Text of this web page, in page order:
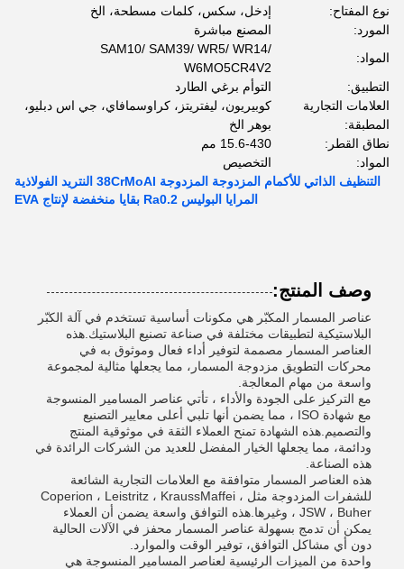
نوع المفتاح:
إدخل، سكس، كلمات مسطحة، الخ
المورد:
المصنع مباشرة
المواد:
SAM10/ SAM39/ WR5/ WR14/
W6MO5CR4V2
التطبيق:
التوأم برغي الطارد
العلامات التجارية
المطبقة:
كوبيريون، ليفتريتز، كراوسمافاي، جي اس دبليو،
بوهر الخ
نطاق القطر:
15.6-430 مم
المواد:
التخصيص
التنظيف الذاتي للأكمام المزدوجة المزدوجة 38CrMoAl النتريد الفولاذية
المرايا البوليس Ra0.2 بقايا منخفضة لإنتاج EVA
وصف المنتج:
عناصر المسمار المكبّر هي مكونات أساسية تستخدم في آلة الكبّر
البلاستيكية لتطبيقات مختلفة في صناعة تصنيع البلاستيك.هذه
العناصر المسمار مصممة لتوفير أداء فعال وموثوق به في
محركات التطويق مزدوجة المسمار، مما يجعلها مثالية لمجموعة
واسعة من مهام المعالجة.
مع التركيز على الجودة والأداء ، تأتي عناصر المسامير المنسوجة
مع شهادة ISO ، مما يضمن أنها تلبي أعلى معايير التصنيع
والتصميم.هذه الشهادة تمنح العملاء الثقة في موثوقية المنتج
ودائمة، مما يجعلها الخيار المفضل للعديد من الشركات الرائدة في
هذه الصناعة.
هذه العناصر المسمار متوافقة مع العلامات التجارية الشائعة
للشفرات المزدوجة مثل Coperion ، Leistritz ، KraussMaffei ،
JSW ، Buher ، وغيرها.هذه التوافق واسعة يضمن أن العملاء
يمكن أن تدمج بسهولة عناصر المسمار محفز في الآلات الحالية
دون أي مشاكل التوافق، توفير الوقت والموارد.
واحدة من الميزات الرئيسية لعناصر المسامير المنسوجة هي